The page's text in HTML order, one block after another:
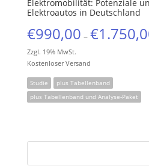
Elektromobilität: Potenziale
Elektroautos in Deutschland
€990,00 – €
Zzgl. 19% MwSt.
Kostenloser Versand
Studie
plus Tabellenband
plus Tabellenband und Analyse-Paket